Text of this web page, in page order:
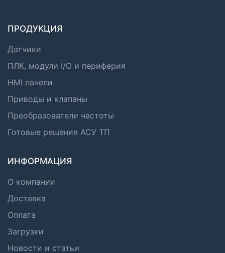
ПРОДУКЦИЯ
Датчики
ПЛК, модули I/O и периферия
HMI панели
Приводы и клапаны
Преобразователи частоты
Готовые решения АСУ ТП
ИНФОРМАЦИЯ
О компании
Доставка
Оплата
Загрузки
Новости и статьи